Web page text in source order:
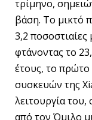
τρίμηνο,
βάση. Το μικτό
3,2
φτάνοντας το
έτους, το πρώτο
συσκευών της
λειτουργία
από τον Όμιλο